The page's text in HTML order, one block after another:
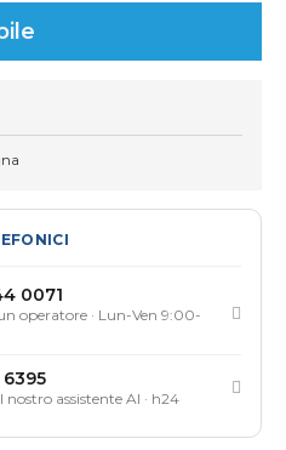
0071
operatore · Lun-Ven 9:00-
nostro assistente AI · h24